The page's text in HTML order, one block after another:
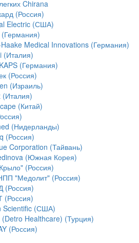
Chirana
(Россия)
Electric (США)
(Германия)
Medical Innovations (Германия)
(Италия)
(Германия)
(Россия)
(Израиль)
(Италия)
(Китай)
(Нидерланды)
(Россия)
Corporation (Тайвань)
(Южная Корея)
(Россия)
"Медолит" (Россия)
(Россия)
(Россия)
Scientific (США)
(Detro Healthcare) (Турция)
(Россия)